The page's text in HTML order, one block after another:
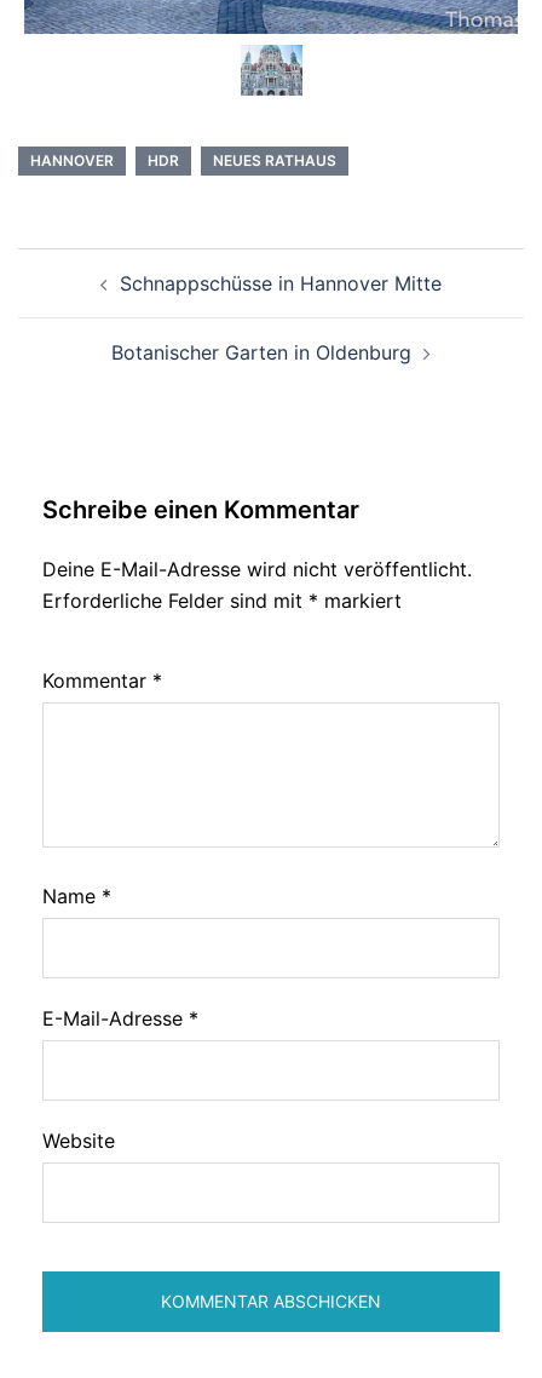
HANNOVER HDR NEUES RATHAUS
Schnappschüsse in Hannover Mitte
Botanischer Garten in Oldenburg
Schreibe einen Kommentar
Deine E-Mail-Adresse wird nicht veröffentlicht.
Erforderliche Felder sind mit * markiert
Kommentar *
Name *
E-Mail-Adresse *
Website